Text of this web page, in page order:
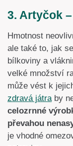
3. Artyčok
Hmotnost
ale také to, jak
bílkoviny a
velké množství
může vést k
zdravá játra by
celozrnné
převahou
je vhodné